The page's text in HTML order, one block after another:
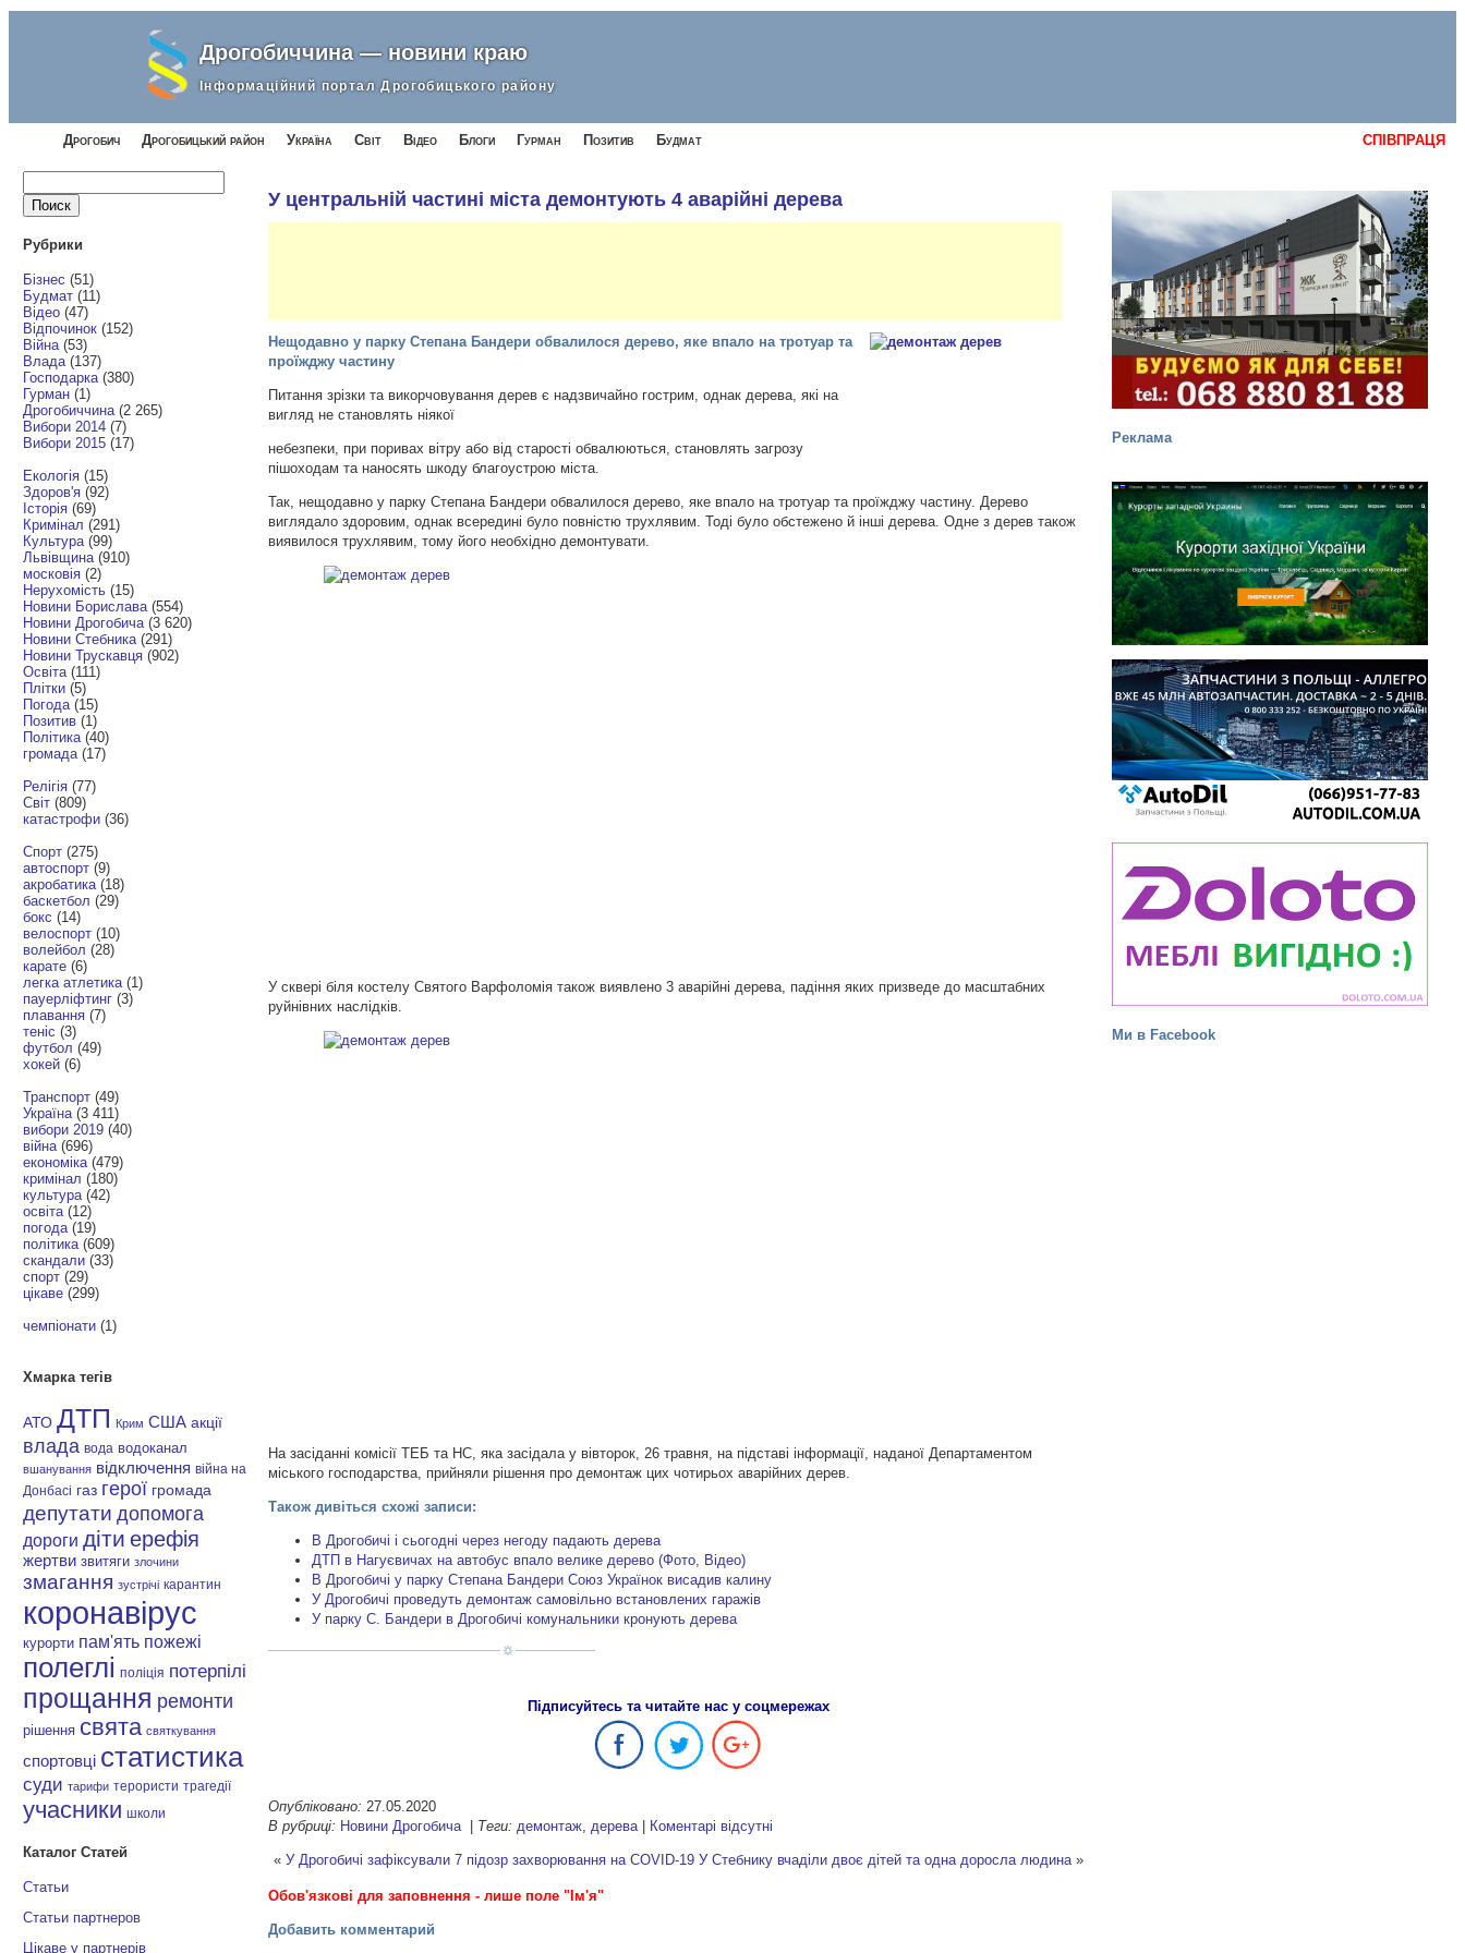
Дрогобиччина — новини краю
Інформаційний портал Дрогобицького району
Дрогобич Дрогобицький район Україна Світ Відео Блоги Гурман СПІВПРАЦЯ
Позитив Будмат
Реклама
Ми в Facebook
Рубрики
Бізнес (51)
Будмат (11)
Відео (47)
Відпочинок (152)
Війна (53)
Влада (137)
Господарка (380)
Гурман (1)
Дрогобиччина (2 265)
Вибори 2014 (7)
Вибори 2015 (17)
Екологія (15)
Здоров'я (92)
Історія (69)
Кримінал (291)
Культура (99)
Львівщина (910)
московія (2)
Нерухомість (15)
Новини Борислава (554)
Новини Дрогобича (3 620)
Новини Стебника (291)
Новини Трускавця (902)
Освіта (111)
Плітки (5)
Погода (15)
Позитив (1)
Політика (40)
громада (17)
Релігія (77)
Світ (809)
катастрофи (36)
Спорт (275)
автоспорт (9)
акробатика (18)
баскетбол (29)
бокс (14)
велоспорт (10)
волейбол (28)
карате (6)
легка атлетика (1)
пауерліфтинг (3)
плавання (7)
теніс (3)
футбол (49)
хокей (6)
Транспорт (49)
Україна (3 411)
вибори 2019 (40)
війна (696)
економіка (479)
кримінал (180)
культура (42)
освіта (12)
погода (19)
політика (609)
скандали (33)
спорт (29)
цікаве (299)
чемпіонати (1)
Хмарка тегів
АТО ДТП Крим США акції
влада вода водоканал
вшанування відключення війна на
Донбасі газ герої громада
депутати допомога
дороги діти ерефія
жертви звитяги злочини
змагання зустрічі карантин
коронавірус
курорти пам'ять пожежі
полеглі поліція потерпілі
прощання ремонти
рішення свята святкування
спортовці статистика
суди тарифи терористи трагедії
учасники школи
Каталог Статей
Статьи
Статьи партнеров
Цікаве у партнерів
У центральній частині міста демонтують 4 аварійні дерева
Нещодавно у парку Степана Бандери обвалилося дерево, яке впало на тротуар та
проїжджу частину
Питання зрізки та викорчовування дерев є надзвичайно гострим, однак дерева, які на
вигляд не становлять ніякої
небезпеки, при поривах вітру або від старості обвалюються, становлять загрозу
пішоходам та наносять шкоду благоустрою міста.
Так, нещодавно у парку Степана Бандери обвалилося дерево, яке впало на тротуар та проїжджу частину. Дерево
виглядало здоровим, однак всередині було повністю трухлявим. Тоді було обстежено й інші дерева. Одне з дерев також
виявилося трухлявим, тому його необхідно демонтувати.
У сквері біля костелу Святого Варфоломія також виявлено 3 аварійні дерева, падіння яких призведе до масштабних
руйнівних наслідків.
На засіданні комісії ТЕБ та НС, яка засідала у вівторок, 26 травня, на підставі інформації, наданої Департаментом
міського господарства, прийняли рішення про демонтаж цих чотирьох аварійних дерев.
Також дивіться схожі записи:
В Дрогобичі і сьогодні через негоду падають дерева
ДТП в Нагуєвичах на автобус впало велике дерево (Фото, Відео)
В Дрогобичі у парку Степана Бандери Союз Українок висадив калину
У Дрогобичі проведуть демонтаж самовільно встановлених гаражів
У парку С. Бандери в Дрогобичі комунальники кронують дерева
Підписуйтесь та читайте нас у соцмережах
Опубліковано: 27.05.2020
В рубриці: Новини Дрогобича | Теги: демонтаж дерева | Коментарі відсутні
« У Дрогобичі зафіксували 7 підозр захворювання на COVID-19 У Стебнику вчаділи двоє дітей та одна доросла людина»
Обов'язкові для заповнення - лише поле "Ім'я"
Добавить комментарий